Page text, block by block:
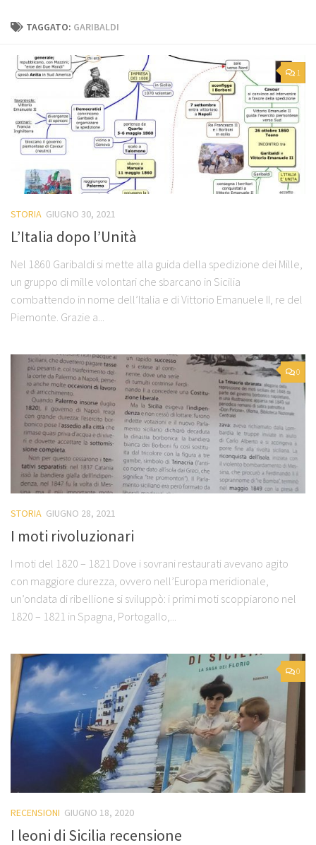
TAGGATO: GARIBALDI
1
STORIA GIUGNO 30, 2021
L’Italia dopo l’Unità
Nel 1860 Garibaldi si mette alla guida della spedizione dei Mille,
un gruppo di mille volontari che sbarcano in Sicilia
combattendo in nome dell’Italia e di Vittorio Emanuele II, re del
Piemonte. Grazie a...
0
STORIA GIUGNO 28, 2021
I moti rivoluzionari
I moti del 1820 – 1821 Dove i sovrani restaurati avevano agito
con maggiore durezza, ovvero nell’Europa meridionale,
un’ondata di ribellione si sviluppò: i primi moti scoppiarono nel
1820 – 1821 in Spagna, Portogallo,...
0
RECENSIONI GIUGNO 18, 2020
I leoni di Sicilia recensione